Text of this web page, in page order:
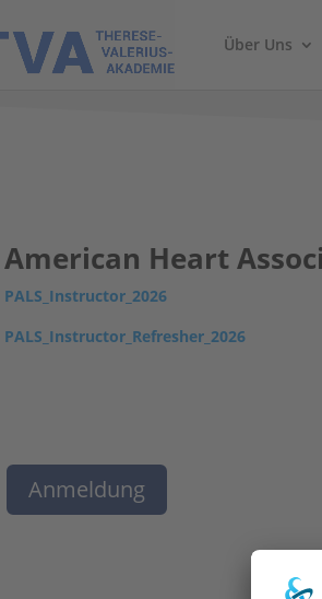
Über Uns
American Heart
PALS_Instructor_2026
PALS_Instructor_Refresher_2026
Anmeldung